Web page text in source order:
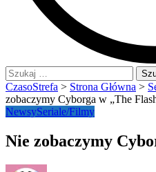
Szukaj:
CzasoStrefa > Strona Główna >
zobaczymy Cyborga w „The
NewsySeriale/Filmy
Nie zobaczymy